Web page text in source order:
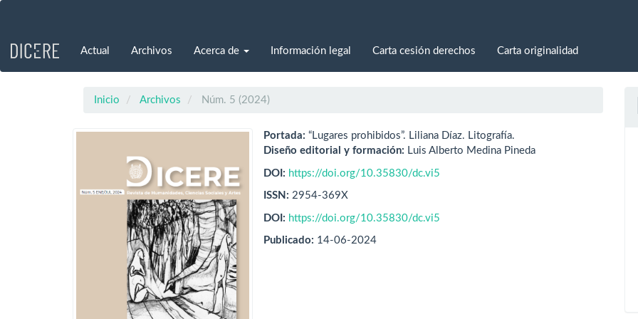
principal
Actual Archivos Acerca de Información legal Carta cesión derechos Carta originalidad
Inicio Archivos Núm. 5 (2024)
Portada: “Lugares prohibidos”. Liliana Díaz. Litografía.
Diseño editorial y formación: Luis Alberto Medina Pineda
DOI: https://doi.org/10.35830/dc.vi5
ISSN: 2954-369X
DOI: https://doi.org/10.35830/dc.vi5
Publicado: 14-06-2024